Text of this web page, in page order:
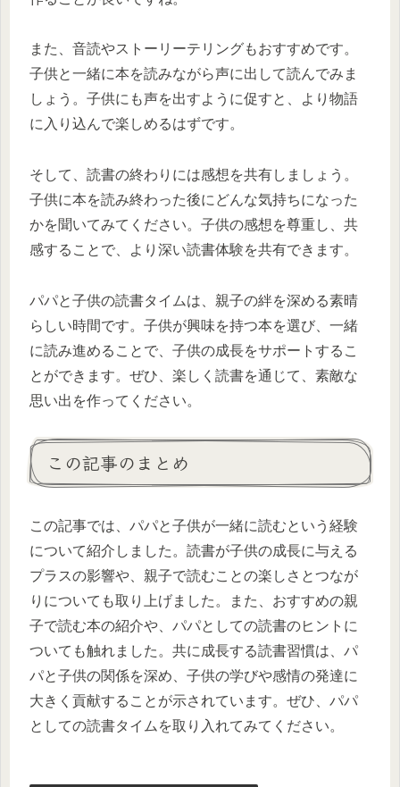
また、音読やストーリーテリングもおすすめです。
子供と一緒に本を読みながら声に出して読んでみま
しょう。子供にも声を出すように促すと、より物語
に入り込んで楽しめるはずです。
そして、読書の終わりには感想を共有しましょう。
子供に本を読み終わった後にどんな気持ちになった
かを聞いてみてください。子供の感想を尊重し、共
感することで、より深い読書体験を共有できます。
パパと子供の読書タイムは、親子の絆を深める素晴
らしい時間です。子供が興味を持つ本を選び、一緒
に読み進めることで、子供の成長をサポートするこ
とができます。ぜひ、楽しく読書を通じて、素敵な
思い出を作ってください。
この記事のまとめ
この記事では、パパと子供が一緒に読むという経験
について紹介しました。読書が子供の成長に与える
プラスの影響や、親子で読むことの楽しさとつなが
りについても取り上げました。また、おすすめの親
子で読む本の紹介や、パパとしての読書のヒントに
ついても触れました。共に成長する読書習慣は、パ
パと子供の関係を深め、子供の学びや感情の発達に
大きく貢献することが示されています。ぜひ、パパ
としての読書タイムを取り入れてみてください。